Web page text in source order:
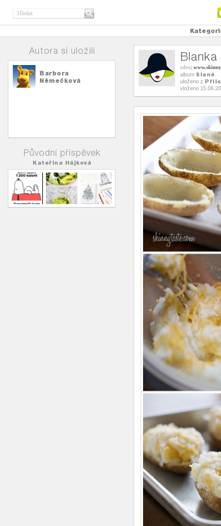
Autora si uložili
Barbora
Němečková
Původní příspěvek
Kateřina Hájková
zdroj
album Slané
uloženo z
vloženo